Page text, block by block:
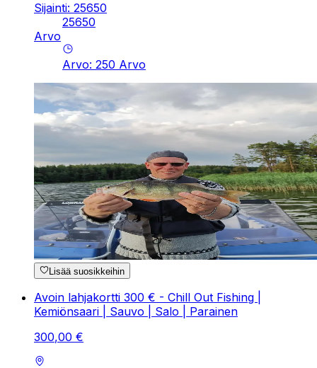
Sijainti: 25650
25650
Arvo
Arvo: 250 Arvo
Lisää suosikkeihin
Avoin lahjakortti 300 € - Chill Out Fishing |
Kemiönsaari | Sauvo | Salo | Parainen
300,00 €